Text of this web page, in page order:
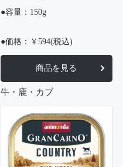
●容量：150g
●価格：￥594(税込)
商品を見る
牛・鹿・カブ